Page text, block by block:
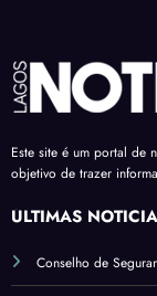
Este site é um portal de
objetivo de trazer
ÚLTIMAS
Conselho de